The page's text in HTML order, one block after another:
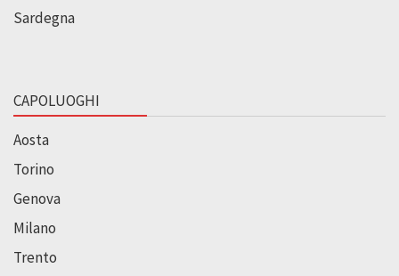
Sardegna
CAPOLUOGHI
Aosta
Torino
Genova
Milano
Trento